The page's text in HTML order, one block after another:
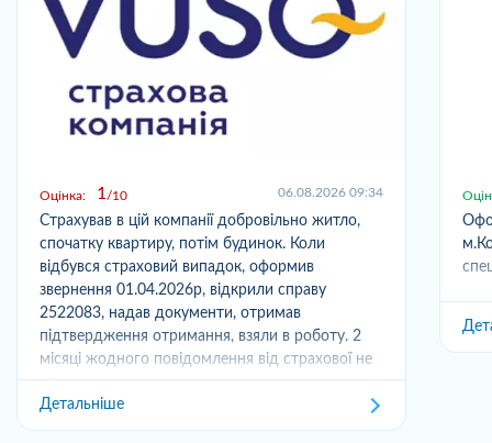
Оцінка: 1 10 06.08.2026 09:34
Страхував в цій компанії добровільно житло,
спочатку квартиру, потім будинок. Коли
відбувся страховий випадок, оформив
звернення 01.04.2026р, відкрили справу
2522083, надав документи, отримав
підтвердження отримання, взяли в роботу. 2
місяці жодного повідомлення від страхової не
отримував,...
Детальніше